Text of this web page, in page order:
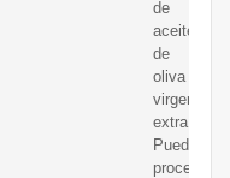
de
aceite
de
oliva
virgen
extra.
Puede
procesar